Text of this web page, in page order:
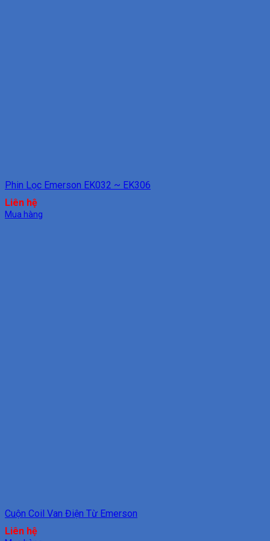
Phin Lọc Emerson EK032 ~ EK306
Liên hệ
Mua hàng
Cuộn Coil Van Điện Từ Emerson
Liên hệ